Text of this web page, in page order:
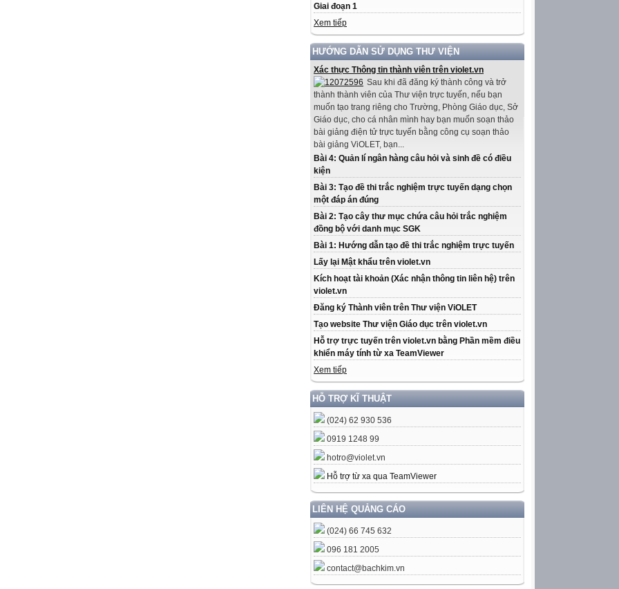
Giai đoạn 1
Xem tiếp
HƯỚNG DẪN SỬ DỤNG THƯ VIỆN
Xác thực Thông tin thành viên trên violet.vn
Sau khi đã đăng ký thành công và trở
thành thành viên của Thư viện trực tuyến, nếu bạn
muốn tạo trang riêng cho Trường, Phòng Giáo dục, Sở
Giáo dục, cho cá nhân mình hay bạn muốn soạn thảo
bài giảng điện tử trực tuyến bằng công cụ soạn thảo
bài giảng ViOLET, bạn...
Bài 4: Quản lí ngân hàng câu hỏi và sinh đề có điều
kiện
Bài 3: Tạo đề thi trắc nghiệm trực tuyến dạng chọn
một đáp án đúng
Bài 2: Tạo cây thư mục chứa câu hỏi trắc nghiệm
đồng bộ với danh mục SGK
Bài 1: Hướng dẫn tạo đề thi trắc nghiệm trực tuyến
Lấy lại Mật khẩu trên violet.vn
Kích hoạt tài khoản (Xác nhận thông tin liên hệ) trên
violet.vn
Đăng ký Thành viên trên Thư viện ViOLET
Tạo website Thư viện Giáo dục trên violet.vn
Hỗ trợ trực tuyến trên violet.vn bằng Phần mềm điều
khiển máy tính từ xa TeamViewer
Xem tiếp
HỖ TRỢ KĨ THUẬT
(024) 62 930 536
0919 1248 99
hotro@violet.vn
Hỗ trợ từ xa qua TeamViewer
LIÊN HỆ QUẢNG CÁO
(024) 66 745 632
096 181 2005
contact@bachkim.vn